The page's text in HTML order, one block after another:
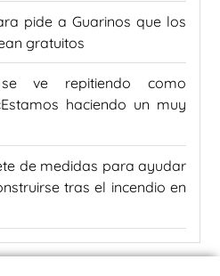
pide a Guarinos que los
gratuitos
ve repitiendo como
haciendo un muy
de medidas para ayudar
tras el incendio en